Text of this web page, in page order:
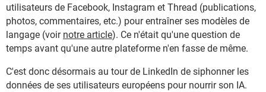
utilisateurs de Facebook, Instagram et Thread (publications,
photos, commentaires, etc.) pour entraîner ses modèles de
langage (voir notre article). Ce n'était qu'une question de
temps avant qu'une autre plateforme n'en fasse de même.
C'est donc désormais au tour de LinkedIn de siphonner les
données de ses utilisateurs européens pour nourrir son IA.